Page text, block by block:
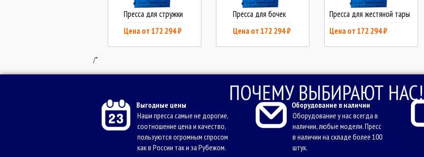
Пресса для стружки
Цена от 172 294 ₽
Пресса для бочек
Цена от 172 294 ₽
Пресса для жестяной тары
Цена от 172 294 ₽
/*
ПОЧЕМУ ВЫБИРАЮТ НАС!
Выгодные цены
Наши пресса самые не дорогие,
соотношение цена и качество,
пользуются огромным спросом
как в России так и за Рубежом.
Оборудование в наличии
Оборудование у нас всегда в
наличии, любые модели. Пресс
в наличии на складе более 100
штук.